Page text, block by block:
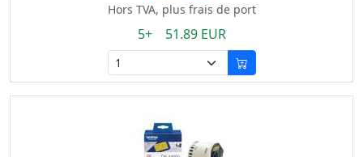
Hors TVA, plus frais de port
5+ 51.89 EUR